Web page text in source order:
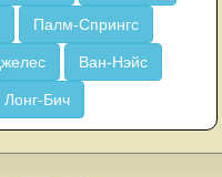
Палм-Спрингс
Ван-Нэйс
Лонг-Бич